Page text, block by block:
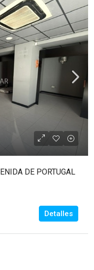
DE PORTUGAL
Detalles